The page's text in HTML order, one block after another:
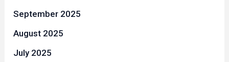
September 2025
August 2025
July 2025